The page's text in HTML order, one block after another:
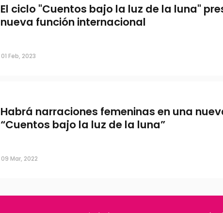
El ciclo "Cuentos bajo la luz de la luna"
nueva función internacional
01 Feb, 2023
Habrá narraciones femeninas en una
“Cuentos bajo la luz de la luna”
09 Mar, 2022